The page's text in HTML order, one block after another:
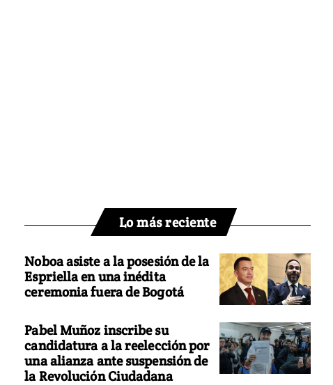
Lo más reciente
Noboa asiste a la posesión de la
Espriella en una inédita
ceremonia fuera de Bogotá
Pabel Muñoz inscribe su
candidatura a la reelección por
una alianza ante suspensión de
la Revolución Ciudadana